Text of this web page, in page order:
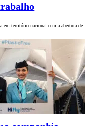
em território nacional com a abertura de